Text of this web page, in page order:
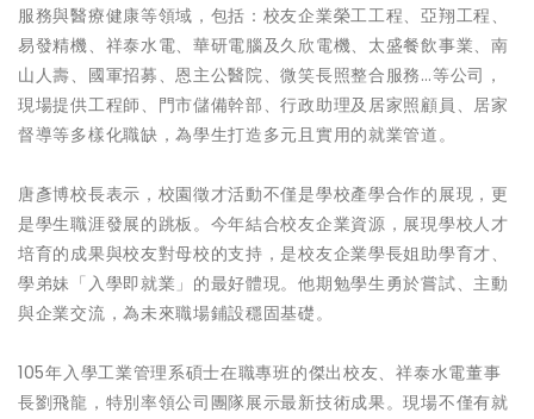
服務與醫療健康等領域，包括：校友企業榮工工程、亞翔工程、
易發精機、祥泰水電、華研電腦及久欣電機、太盛餐飲事業、南
山人壽、國軍招募、恩主公醫院、微笑長照整合服務…等公司，
現場提供工程師、門市儲備幹部、行政助理及居家照顧員、居家
督導等多樣化職缺，為學生打造多元且實用的就業管道。
唐彥博校長表示，校園徵才活動不僅是學校產學合作的展現，更
是學生職涯發展的跳板。今年結合校友企業資源，展現學校人才
培育的成果與校友對母校的支持，是校友企業學長姐助學育才、
學弟妹「入學即就業」的最好體現。他期勉學生勇於嘗試、主動
與企業交流，為未來職場鋪設穩固基礎。
105年入學工業管理系碩士在職專班的傑出校友、祥泰水電董事
長劉飛龍，特別率領公司團隊展示最新技術成果。現場不僅有就